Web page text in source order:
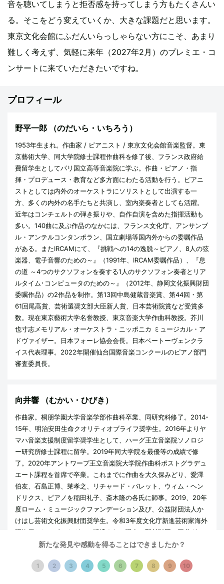
音を聴いてしまうと拒否感を持ってしまう方もたくさんい
る。そこをどう変えていくか、大きな課題だと思います。
東京文化会館にふだんいらっしゃらない方にこそ、あまり
難しく考えず、気軽に来年（2027年2月）のプレミエ・コ
ンサートに来ていただきたいですね。
プロフィール
野平一郎 （のだいら・いちろう）
1953年生まれ。作曲家 / ピアニスト / 東京文化会館音楽監督。東
京藝術大学、同大学院修士課程作曲科を修了後、フランス政府給
費留学生としてパリ国立高等音楽院に学ぶ。作曲・ピアノ・指
揮・プロデュース・教育など多方面にわたる活動を行う。ピアニ
ストとしては内外のオーケストラにソリストとして出演する一
方、多くの内外の名手たちと共演し、室内楽奏者としても活躍。
近年はコンチェルトの弾き振りや、自作自演を含めた指揮活動も
多い。140曲に及ぶ作品のなかには、フランス文化庁、アンサンブ
ル・アンテルコンタンポラン、国立劇場等国内外からの委嘱作品
がある。またIRCAMにて、『挑戦への14の逸脱～ピアノ、8人の弦
楽器、電子音響のための～』（1991年、IRCAM委嘱作品）、『息
の道 ～4つのサクソフォンを奏する1人のサクソフォン奏者とリア
ルタイム･コンピュータのための～』（2012年、静岡文化振興財団
委嘱作品）の2作品を制作。第13回中島健蔵音楽賞、第44回・第
61回尾高賞、芸術選奨文部大臣新人賞、日本芸術院賞など受賞多
数。現在東京藝術大学名誉教授、東京音楽大学作曲科教授。芥川
也寸志メモリアル・オーケストラ・ニッポニカ ミュージカル・ア
ドヴァイザー。日本フォーレ協会会長。日本ベートーヴェンクラ
イス代表理事。2022年開催仙台国際音楽コンクールのピアノ部門
審査委員長。
向井響 （むかい・ひびき）
作曲家。桐朋学園大学音楽学部作曲科卒業、同研究科修了。2014-
15年、明治安田生命クオリティオブライフ奨学生。2016年よりヤ
マハ音楽支援制度留学奨学生として、ハーグ王立音楽院ソノロジ
ー研究所修士課程に留学。2019年同大学院を最優等の成績で修
了。2020年アントワープ王立音楽院大学院作曲科ポストグラデュ
エート課程を首席で卒業。これまでに作曲を大久保みどり、愛澤
伯友、石島正博、莱孝之、リチャード・バレット、ウィム・ヘン
ドリクス、ピアノを稲田礼子、斎木隆の各氏に師事。2019、20年
度ローム・ミュージックファンデーション及び、公益財団法人か
けはし芸術文化振興財団奨学生。令和3年度文化庁新進芸術家海外
研修員としてポルトガルに派遣され、現在、野村財団、三井グル
ープの支援を受けポルト大学大学院工学研究科博士課程に在籍。
出版されている他、リコーダー、アンサンブル、ライブエレクト
新たな発見や感動を得ることはできましたか？
1 2 3 4 5 6 7 8 9 10